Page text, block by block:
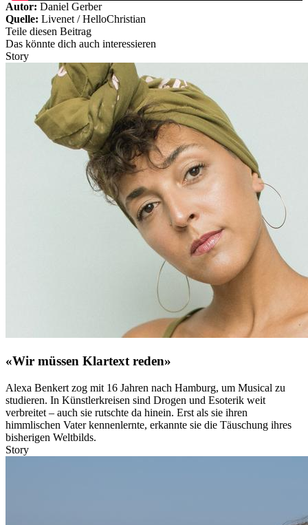
Autor: Daniel Gerber
Quelle: Livenet / HelloChristian
Teile diesen Beitrag
Das könnte dich auch interessieren
Story
«Wir müssen Klartext reden»
Alexa Benkert zog mit 16 Jahren nach Hamburg, um Musical zu
studieren. In Künstlerkreisen sind Drogen und Esoterik weit
verbreitet – auch sie rutschte da hinein. Erst als sie ihren
himmlischen Vater kennenlernte, erkannte sie die Täuschung ihres
bisherigen Weltbilds.
Story